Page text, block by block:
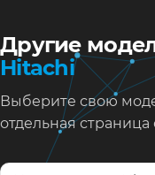
Другие
Hitachi
Выберите свою
отдельная